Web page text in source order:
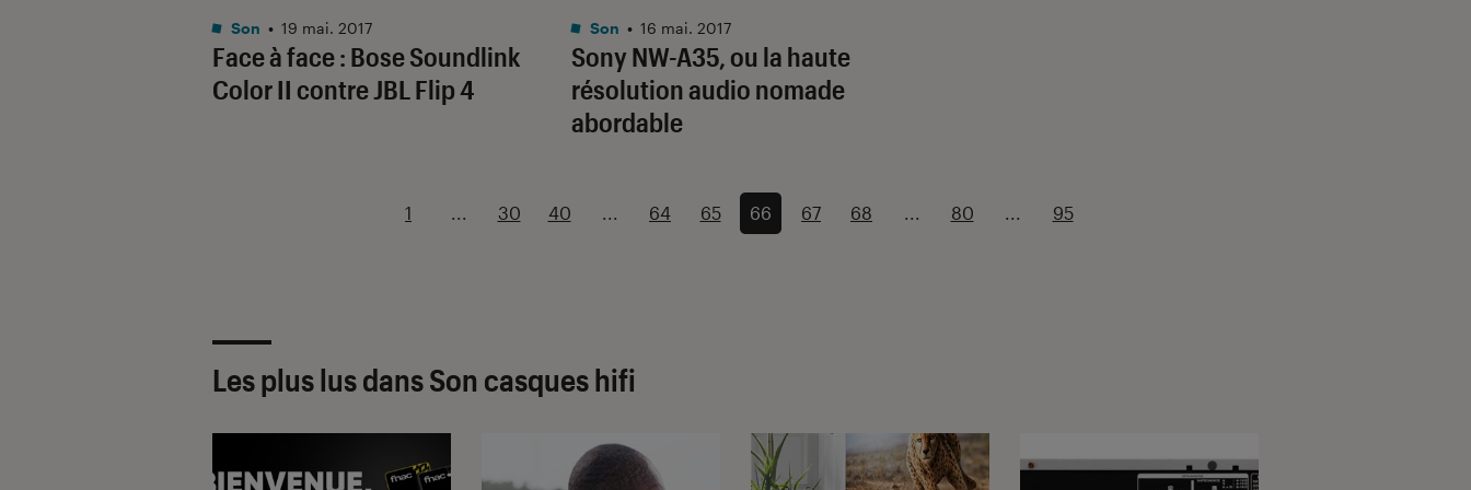
Face à face : Bose Soundlink
Color II contre JBL Flip 4
Son • 19 mai. 2017
Sony NW-A35, ou la haute
résolution audio nomade
abordable
Son • 16 mai. 2017
1 ... 30 40 ... 64 65 66 67 68 ... 80 ... 95
Les plus lus dans Son casques hifi